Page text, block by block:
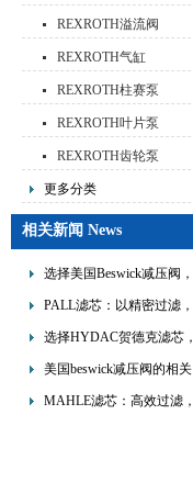
REXROTH溢流阀
REXROTH气缸
REXROTH柱赛泵
REXROTH叶片泵
REXROTH齿轮泵
更多分类
相关新闻 News
选择美国Beswick减压阀，
提升流体系统效率
PALL滤芯：以精密过滤，
为工业流体筑起“隐形安全
选择HYDAC贺德克滤芯，
享受精准过滤与稳定性能
美国beswick减压阀的相关
知识
MAHLE滤芯：高效过滤，